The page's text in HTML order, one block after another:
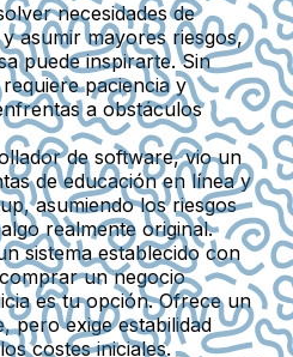
necesidades de
asumir mayores riesgos,
puede inspirarte. Sin
paciencia y
a obstáculos
de software, vio un
de educación en línea y
asumiendo los riesgos
realmente original.
sistema establecido con
un negocio
es tu opción. Ofrece un
pero exige estabilidad
costes iniciales.